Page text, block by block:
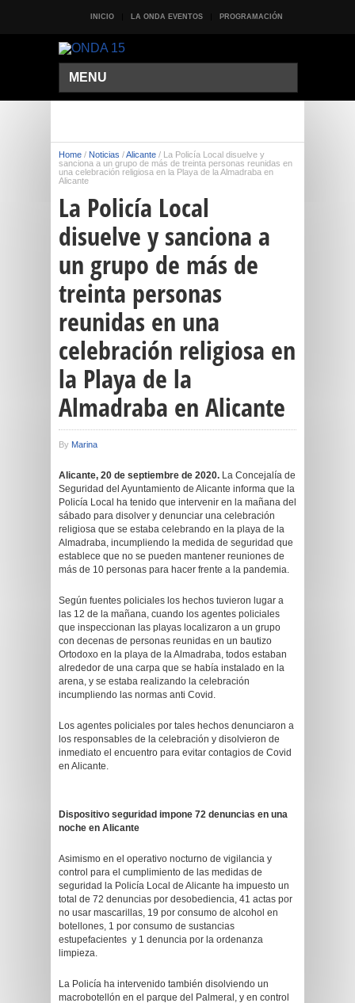
INICIO LA ONDA EVENTOS PROGRAMACIÓN
MENU
Home / Noticias /Alicante / La Policía Local disuelve y
sanciona a un grupo de más de treinta personas reunidas en
una celebración religiosa en la Playa de la Almadraba en
Alicante
La Policía Local
disuelve y sanciona a
un grupo de más de
treinta personas
reunidas en una
celebración religiosa en
la Playa de la
Almadraba en Alicante
By Marina
Alicante, 20 de septiembre de 2020. La Concejalía de
Seguridad del Ayuntamiento de Alicante informa que la
Policía Local ha tenido que intervenir en la mañana del
sábado para disolver y denunciar una celebración
religiosa que se estaba celebrando en la playa de la
Almadraba, incumpliendo la medida de seguridad que
establece que no se pueden mantener reuniones de
más de 10 personas para hacer frente a la pandemia.
Según fuentes policiales los hechos tuvieron lugar a
las 12 de la mañana, cuando los agentes policiales
que inspeccionan las playas localizaron a un grupo
con decenas de personas reunidas en un bautizo
Ortodoxo en la playa de la Almadraba, todos estaban
alrededor de una carpa que se había instalado en la
arena, y se estaba realizando la celebración
incumpliendo las normas anti Covid.
Los agentes policiales por tales hechos denunciaron a
los responsables de la celebración y disolvieron de
inmediato el encuentro para evitar contagios de Covid
en Alicante.
Dispositivo seguridad impone 72 denuncias en una
noche en Alicante
Asimismo en el operativo nocturno de vigilancia y
control para el cumplimiento de las medidas de
seguridad la Policía Local de Alicante ha impuesto un
total de 72 denuncias por desobediencia, 41 actas por
no usar mascarillas, 19 por consumo de alcohol en
botellones, 1 por consumo de sustancias
estupefacientes y 1 denuncia por la ordenanza
limpieza.
La Policía ha intervenido también disolviendo un
macrobotellón en el parque del Palmeral, y en control